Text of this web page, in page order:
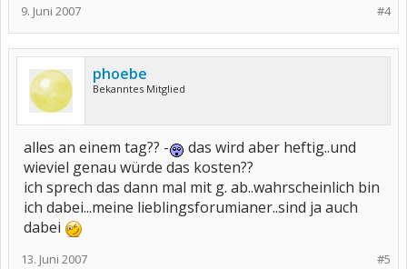
#4
9. Juni 2007
phoebe
Bekanntes Mitglied
alles an einem tag?? -
das wird aber heftig..und
wieviel genau würde das kosten??
ich sprech das dann mal mit g. ab..wahrscheinlich bin
ich dabei...meine lieblingsforumianer..sind ja auch
dabei
#5
13. Juni 2007